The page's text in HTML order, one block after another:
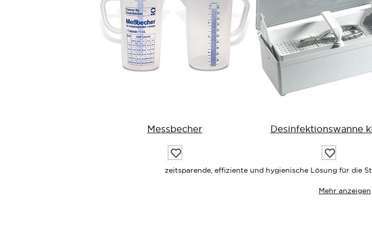
Messbecher
Auf
die
Wunschliste
Desinfektionswanne
Auf
die
Wunschliste
zeitsparende, effiziente und hygienische Lösung für die
Mehr anzeigen